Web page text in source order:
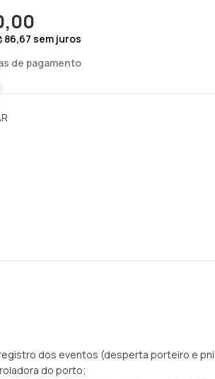
86,67 sem juros
de pagamento
dos eventos (desperta porteiro e
do porto;